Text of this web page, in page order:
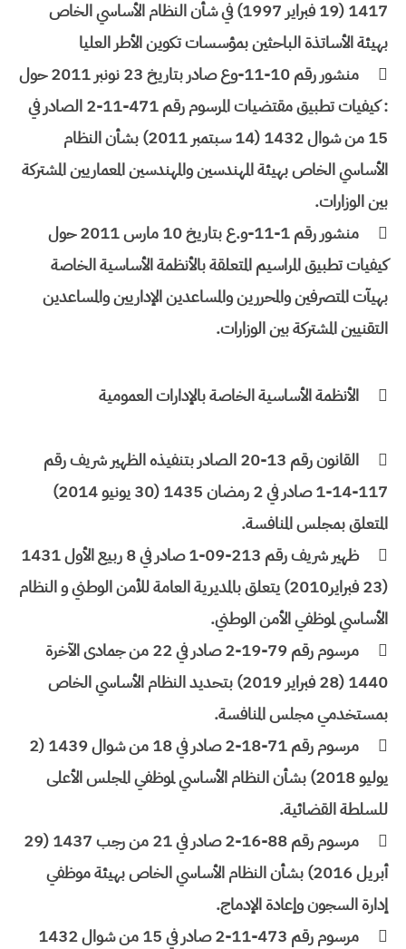
1417 (19 فبراير 1997) في شأن النظام الأساسي الخاص
بهيئة الأساتذة الباحثين بمؤسسات تكوين الأطر العليا

منشور رقم 10-11-وع صادر بتاريخ 23 نونبر 2011 حول
: كيفيات تطبيق مقتضيات المرسوم رقم 471-11-2 الصادر في
15 من شوال 1432 (14 سبتمبر 2011) بشأن النظام
الأساسي الخاص بهيئة المهندسين والمهندسين المعماريين المشتركة
بين الوزارات.

منشور رقم 1-11-و.ع بتاريخ 10 مارس 2011 حول
كيفيات تطبيق المراسيم المتعلقة بالأنظمة الأساسية الخاصة
بهيآت المتصرفين والمحررين والمساعدين الإداريين والمساعدين
التقنيين المشتركة بين الوزارات.
 الأنظمة الأساسية الخاصة بالإدارات العمومية

القانون رقم 13-20 الصادر بتنفيذه الظهير شريف رقم
117-14-1 صادر في 2 رمضان 1435 (30 يونيو 2014)
المتعلق بمجلس المنافسة.

ظهير شريف رقم 213-09-1 صادر في 8 ربيع الأول 1431
(23 فبراير2010) يتعلق بالمديرية العامة للأمن الوطني و النظام
الأساسي لموظفي الأمن الوطني.

مرسوم رقم 79-19-2 صادر في 22 من جمادى الآخرة
1440 (28 فبراير 2019) بتحديد النظام الأساسي الخاص
بمستخدمي مجلس المنافسة.

مرسوم رقم 71-18-2 صادر في 18 من شوال 1439 (2
يوليو 2018) بشأن النظام الأساسي لموظفي المجلس الأعلى
للسلطة القضائية.

مرسوم رقم 88-16-2 صادر في 21 من رجب 1437 (29
أبريل 2016) بشأن النظام الأساسي الخاص بهيئة موظفي
إدارة السجون وإعادة الإدماج.

مرسوم رقم 473-11-2 صادر في 15 من شوال 1432